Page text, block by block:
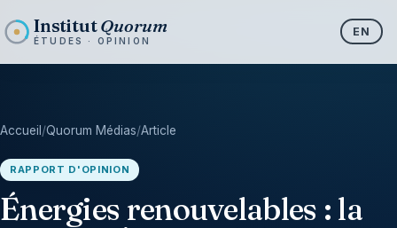
InstitutQuorum
ÉTUDES · OPINION
EN
Accueil /Quorum Médias/Article
RAPPORT D'OPINION
Énergies renouvelables : la